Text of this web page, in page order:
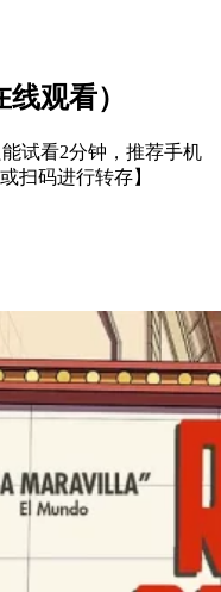
观看）
试看2分钟，推荐手机
扫码进行转存】